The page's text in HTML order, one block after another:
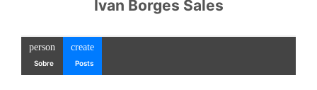
Ivan Borges Sales
person
Sobre
create
Posts